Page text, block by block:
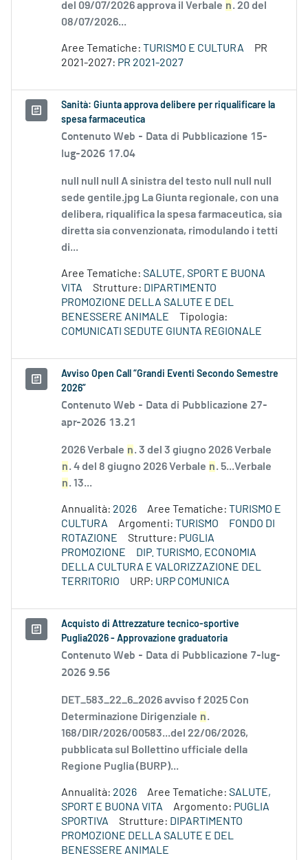
del 09/07/2026 approva il Verbale n. 20 del
08/07/2026...
Aree Tematiche: TURISMO E CULTURA
PR
2021-2027: PR 2021-2027
Sanità: Giunta approva delibere per riqualificare la
spesa farmaceutica
Contenuto Web - Data di Pubblicazione 15-
lug-2026 17.04
null null null A sinistra del testo null null null
sede gentile.jpg La Giunta regionale, con una
delibera, riqualifica la spesa farmaceutica, sia
diretta sia convenzionata, rimodulando i tetti
di...
Aree Tematiche: SALUTE, SPORT E BUONA
VITA
Strutture: DIPARTIMENTO
PROMOZIONE DELLA SALUTE E DEL
BENESSERE ANIMALE
Tipologia:
COMUNICATI SEDUTE GIUNTA REGIONALE
Avviso Open Call “Grandi Eventi Secondo Semestre
2026”
Contenuto Web - Data di Pubblicazione 27-
apr-2026 13.21
2026 Verbale n. 3 del 3 giugno 2026 Verbale
n. 4 del 8 giugno 2026 Verbale n. 5...Verbale
n. 13...
Annualità: 2026 Aree Tematiche: TURISMO E
CULTURA
Argomenti: TURISMO
FONDO DI
ROTAZIONE
Strutture: PUGLIA
PROMOZIONE
DIP. TURISMO, ECONOMIA
DELLA CULTURA E VALORIZZAZIONE DEL
TERRITORIO
URP: URP COMUNICA
Acquisto di Attrezzature tecnico-sportive
Puglia2026 - Approvazione graduatoria
Contenuto Web - Data di Pubblicazione 7-lug-
2026 9.56
DET_583_22_6_2026 avviso f 2025 Con
Determinazione Dirigenziale n.
168/DIR/2026/00583...del 22/06/2026,
pubblicata sul Bollettino ufficiale della
Regione Puglia (BURP)...
Annualità: 2026 Aree Tematiche: SALUTE,
SPORT E BUONA VITA
Argomento: PUGLIA
SPORTIVA
Strutture: DIPARTIMENTO
PROMOZIONE DELLA SALUTE E DEL
BENESSERE ANIMALE